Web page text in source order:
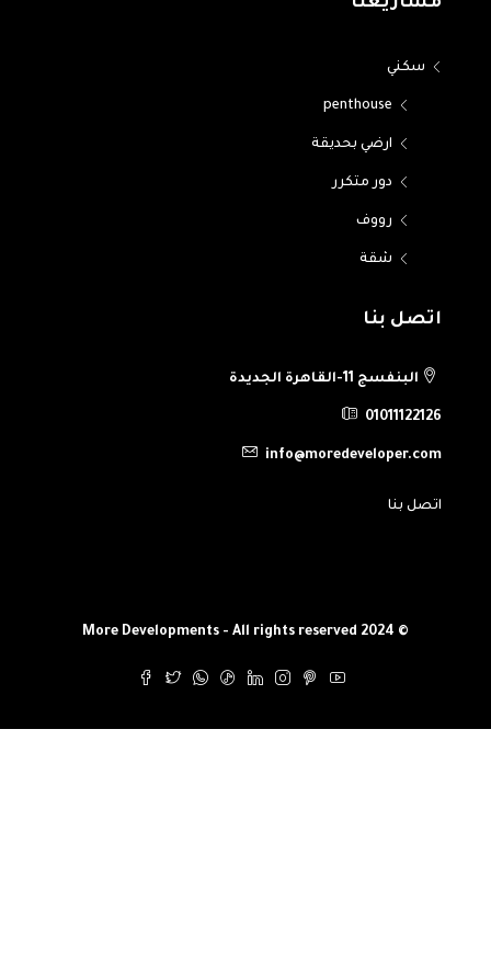
سكني
penthouse
ارضي بحديقة
دور متكرر
رووف
شقة
اتصل بنا
البنفسج 11-القاهرة الجديدة
01011122126
info@moredeveloper.com
اتصل بنا
© More Developments - All rights reserved 2024